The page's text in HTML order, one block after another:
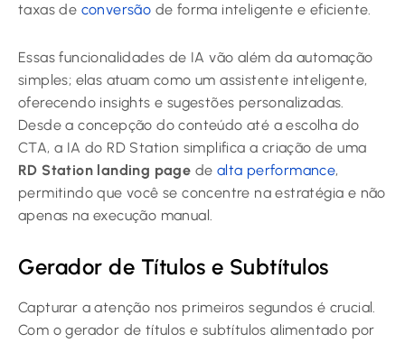
taxas de conversão de forma inteligente e eficiente.
Essas funcionalidades de IA vão além da automação
simples; elas atuam como um assistente inteligente,
oferecendo insights e sugestões personalizadas.
Desde a concepção do conteúdo até a escolha do
CTA, a IA do RD Station simplifica a criação de uma
RD Station landing page de alta performance,
permitindo que você se concentre na estratégia e não
apenas na execução manual.
Gerador de Títulos e Subtítulos
Capturar a atenção nos primeiros segundos é crucial.
Com o gerador de títulos e subtítulos alimentado por